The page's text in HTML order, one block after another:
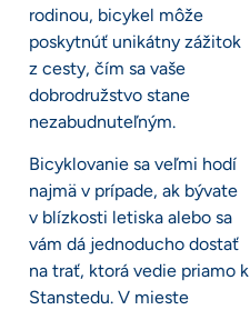
rodinou, bicykel môže
poskytnúť unikátny zážitok
z cesty, čím sa vaše
dobrodružstvo stane
nezabudnuteľným.
Bicyklovanie sa veľmi hodí
najmä v prípade, ak bývate
v blízkosti letiska alebo sa
vám dá jednoducho dostať
na trať, ktorá vedie priamo k
Stanstedu. V mieste